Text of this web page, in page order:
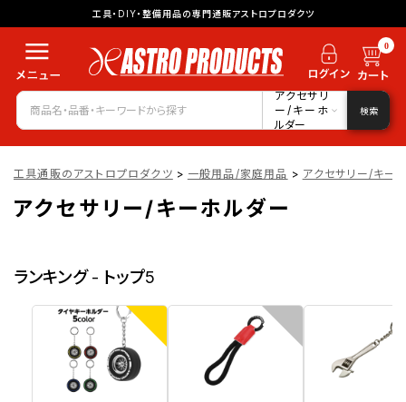
工具・DIY・整備用品の専門通販アストロプロダクツ
0
アクセサリ
ー/キーホ
ルダー
検索
工具通販のアストロプロダクツ > 一般用品/家庭用品 > アクセサリー/キー
アクセサリー/キーホルダー
ランキング - トップ5
1 2